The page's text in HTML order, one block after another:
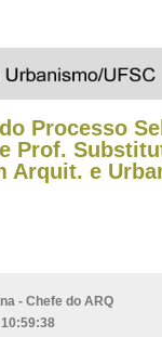
Processo
Prof.
Arquit. e
- Chefe do ARQ